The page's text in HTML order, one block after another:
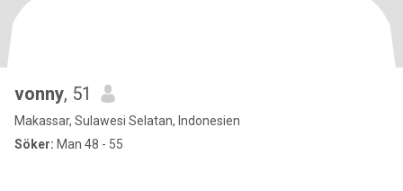
vonny, 51
Makassar, Sulawesi Selatan, Indonesien
Söker: Man 48 - 55